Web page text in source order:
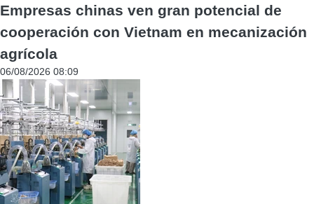
Empresas chinas ven gran potencial de
cooperación con Vietnam en mecanización
agrícola
06/08/2026 08:09